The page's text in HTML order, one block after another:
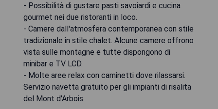
- Possibilità di gustare pasti savoiardi e cucina
gourmet nei due ristoranti in loco.
- Camere dall'atmosfera contemporanea con stile
tradizionale in stile chalet. Alcune camere offrono
vista sulle montagne e tutte dispongono di
minibar e TV LCD.
- Molte aree relax con caminetti dove rilassarsi.
Servizio navetta gratuito per gli impianti di risalita
del Mont d'Arbois.